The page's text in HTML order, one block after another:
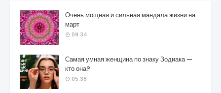
Очень мощная и сильная мандала жизни на
март
09:34
Самая умная женщина по знаку Зодиака —
кто она?
05:38